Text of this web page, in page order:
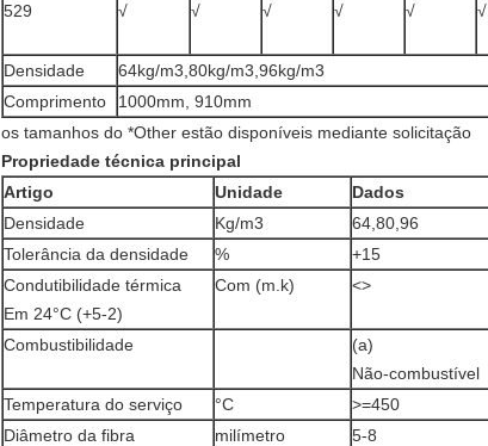
529 √ √ √ √ √ √
Densidade
64kg/m3,80kg/m3,96kg/m3
Comprimento
1000mm, 910mm
os tamanhos do *Other estão disponíveis mediante solicitação
Propriedade técnica principal
Artigo
Unidade
Dados
Densidade
Kg/m3
64,80,96
Tolerância da densidade
%
+15
Condutibilidade térmica
Em 24°C (+5-2)
Com (m.k) <>
Combustibilidade
(a)
Não-combustível
Temperatura do serviço
°C
>=450
Diâmetro da fibra
milímetro
5-8